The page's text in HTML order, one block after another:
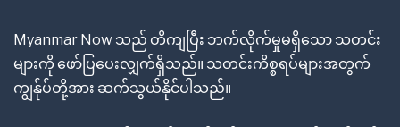
Myanmar Now သည် တိကျပြီး ဘက်လိုက်မှုမရှိသော သတင်း
များကို ဖော်ပြပေးလျှက်ရှိသည်။ သတင်းကိစ္စရပ်များအတွက်
ကျွန်ုပ်တို့အား ဆက်သွယ်နိုင်ပါသည်။